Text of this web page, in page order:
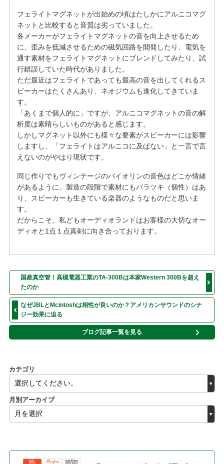
カテゴリ
月別アーカイブ
フェライトマグネットが出始めの頃はたしかにアルニコマグ
ネットと比較すると音質は劣っていました。
各メーカーがフェライトマグネットの音を向上させるため
に、歪みを低減させるための磁気回路を開発したり、電気を
通す素材をフェライトマグネットにブレンドしてみたり、試
行錯誤していた時代がありました。
ただ最近はフェライトであっても最高の音を出してくれるス
ピーカーはたくさんあり、ネオジウムも進化してきていま
す。
「あくまで個人的に」ですが、アルニコマグネットの音の解
析度は素晴らしいものがあると感じます。
しかしマグネット以外にも様々な要素がスピーカーには影響
しますし、「フェライトはアルニコに及ばない」と一言で言
えないのがやはり現状です。
同じ作りでもヴィンテージのバイオリンの音色はどこか情緒
があるように、製造の段階で素材にもバラツキ（個性）はあ
り、スピーカーも生きている楽器のようなものだと思いま
す。
だからこそ、私どもオーディオランドはお客様の大切なオー
ディオと1点１点真剣に向き合っております。
国産真空管！高槻電器工業のTA-300Bは本家Western 300Bを超え
たのか
なぜJBLとMcintoshは相性が良いのか？アメリカンサウンドのシナ
ジー効果に迫る
ブログ記事一覧を見る